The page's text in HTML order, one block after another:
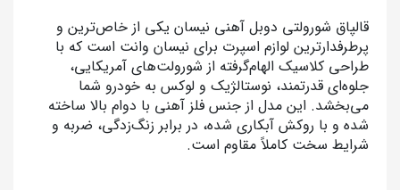
قالپاق شورولتی دوبل آهنی نیسان یکی از خاص‌ترین و
پرطرفدارترین لوازم اسپرت برای نیسان وانت است که با
طراحی کلاسیک الهام‌گرفته از شورولت‌های آمریکایی،
جلوه‌ای قدرتمند، نوستالژیک و لوکس به خودرو شما
می‌بخشد. این مدل از جنس فلز آهنی با دوام بالا ساخته
شده و با روکش آبکاری شده، در برابر زنگ‌زدگی، ضربه و
شرایط سخت کاملاً مقاوم است.